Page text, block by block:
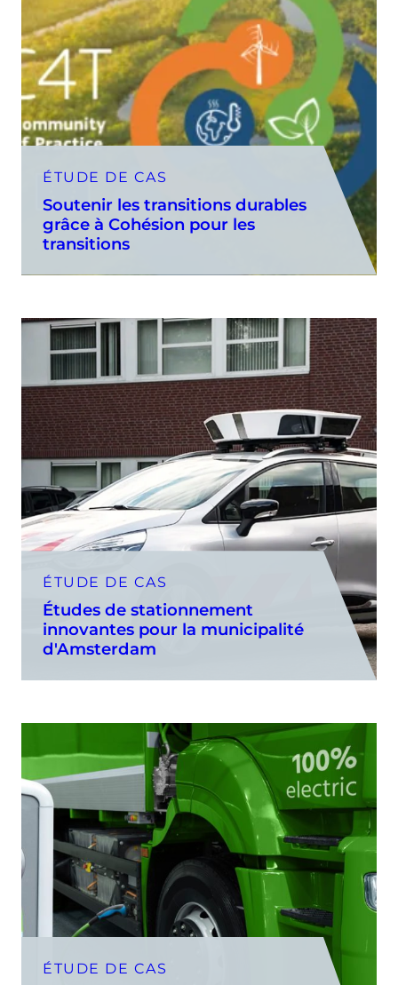
ÉTUDE DE CAS
Soutenir les transitions durables
grâce à Cohésion pour les
transitions
ÉTUDE DE CAS
Études de stationnement
innovantes pour la municipalité
d'Amsterdam
ÉTUDE DE CAS